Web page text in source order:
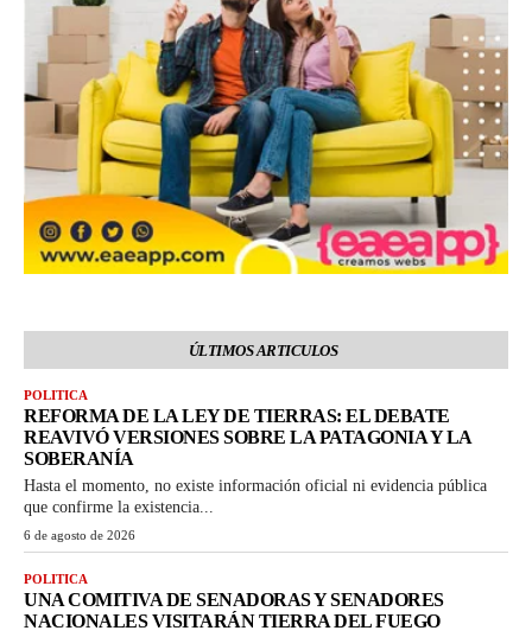
ÚLTIMOS ARTICULOS
POLITICA
REFORMA DE LA LEY DE TIERRAS: EL DEBATE
REAVIVÓ VERSIONES SOBRE LA PATAGONIA Y LA
SOBERANÍA
Hasta el momento, no existe información oficial ni evidencia pública
que confirme la existencia...
6 de agosto de 2026
POLITICA
UNA COMITIVA DE SENADORAS Y SENADORES
NACIONALES VISITARÁN TIERRA DEL FUEGO